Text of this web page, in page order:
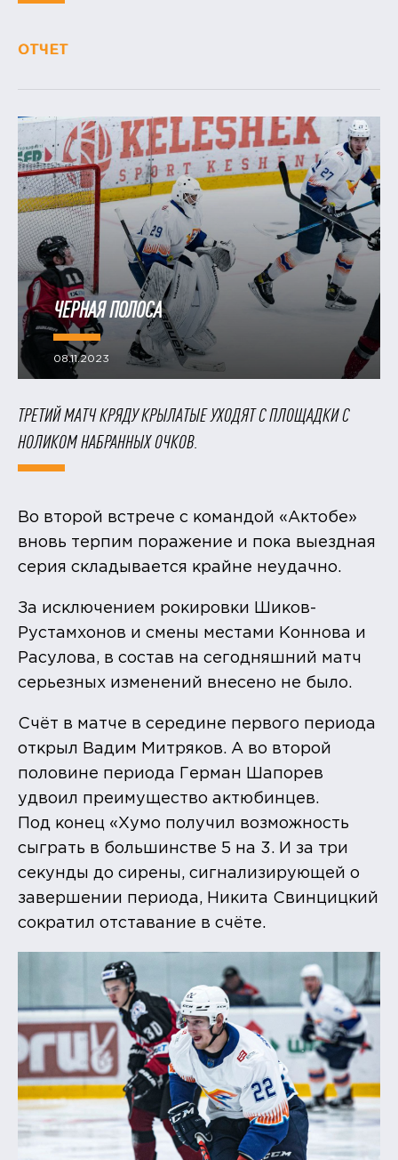
ОТЧЕТ
ЧЕРНАЯ ПОЛОСА
08.11.2023
ТРЕТИЙ МАТЧ КРЯДУ КРЫЛАТЫЕ УХОДЯТ С ПЛОЩАДКИ С
НОЛИКОМ НАБРАННЫХ ОЧКОВ.
Во второй встрече с командой «Актобе»
вновь терпим поражение и пока выездная
серия складывается крайне неудачно.
За исключением рокировки Шиков-
Рустамхонов и смены местами Коннова и
Расулова, в состав на сегодняшний матч
серьезных изменений внесено не было.
Счёт в матче в середине первого периода
открыл Вадим Митряков. А во второй
половине периода Герман Шапорев
удвоил преимущество актюбинцев.
Под конец «Хумо получил возможность
сыграть в большинстве 5 на 3. И за три
секунды до сирены, сигнализирующей о
завершении периода, Никита Свинцицкий
сократил отставание в счёте.